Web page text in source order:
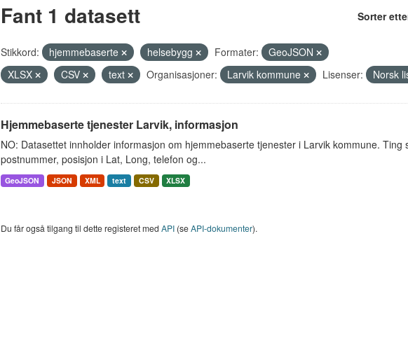
Sorter
Fant 1 datasett
Stikkord: hjemmebaserte helsebygg Formater:
GeoJSON
XLSX
CSV text Organisasjoner: Larvik kommune Lisenser: Norsk
Hjemmebaserte tjenester Larvik, informasjon
NO: Datasettet innholder informasjon om hjemmebaserte tjenester i Larvik kommune.
postnummer, posisjon i Lat, Long, telefon og...
GeoJSON JSON XML text CSV XLSX
Du får også tilgang til dette registeret med API(seAPI-dokumenter).